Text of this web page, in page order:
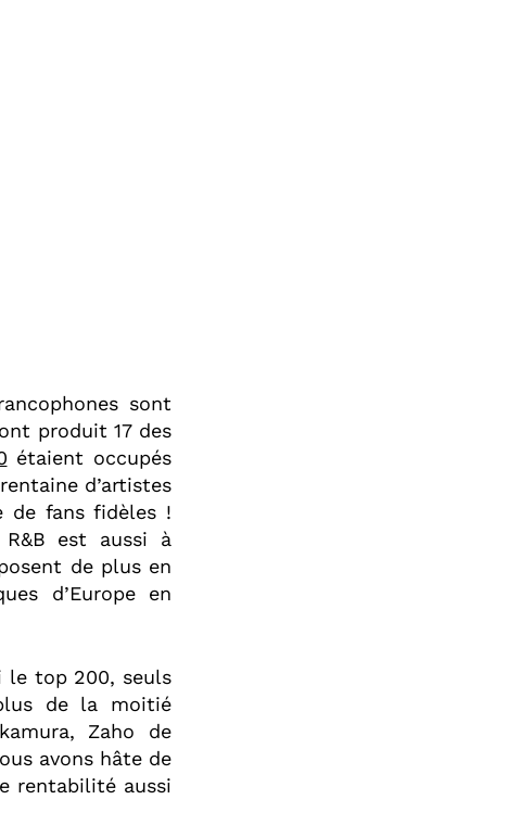
sont
produit 17 des
étaient occupés
d’artistes
de fans fidèles !
est aussi à
de plus en
d’Europe en
le top 200, seuls
de la moitié
Zaho de
avons hâte de
rentabilité aussi